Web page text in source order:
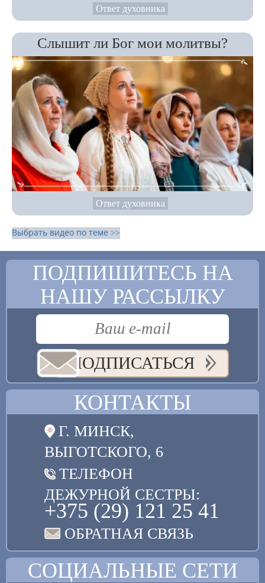
Ответ духовника
Слышит ли Бог мои молитвы?
Ответ духовника
Выбрать видео по теме >>
ПОДПИШИТЕСЬ НА
НАШУ РАССЫЛКУ
ПОДПИСАТЬСЯ
КОНТАКТЫ
Г. МИНСК,
ВЫГОТСКОГО, 6
ТЕЛЕФОН
ДЕЖУРНОЙ СЕСТРЫ:
+375 (29) 121 25 41
ОБРАТНАЯ СВЯЗЬ
СОЦИАЛЬНЫЕ СЕТИ